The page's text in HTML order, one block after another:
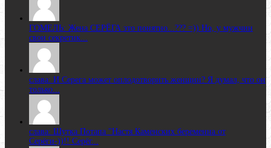
ГОМЕЛЬ: Жена CЕРЁГА это понятно...??? =)) Но, у мужчин
свои секретик...
слава: И Серега может оплодотворить женщин? Я думал, что он
только...
слава: Шутка Потапа "Настя Каменских беременна от
Серёги-))!! Серёг...